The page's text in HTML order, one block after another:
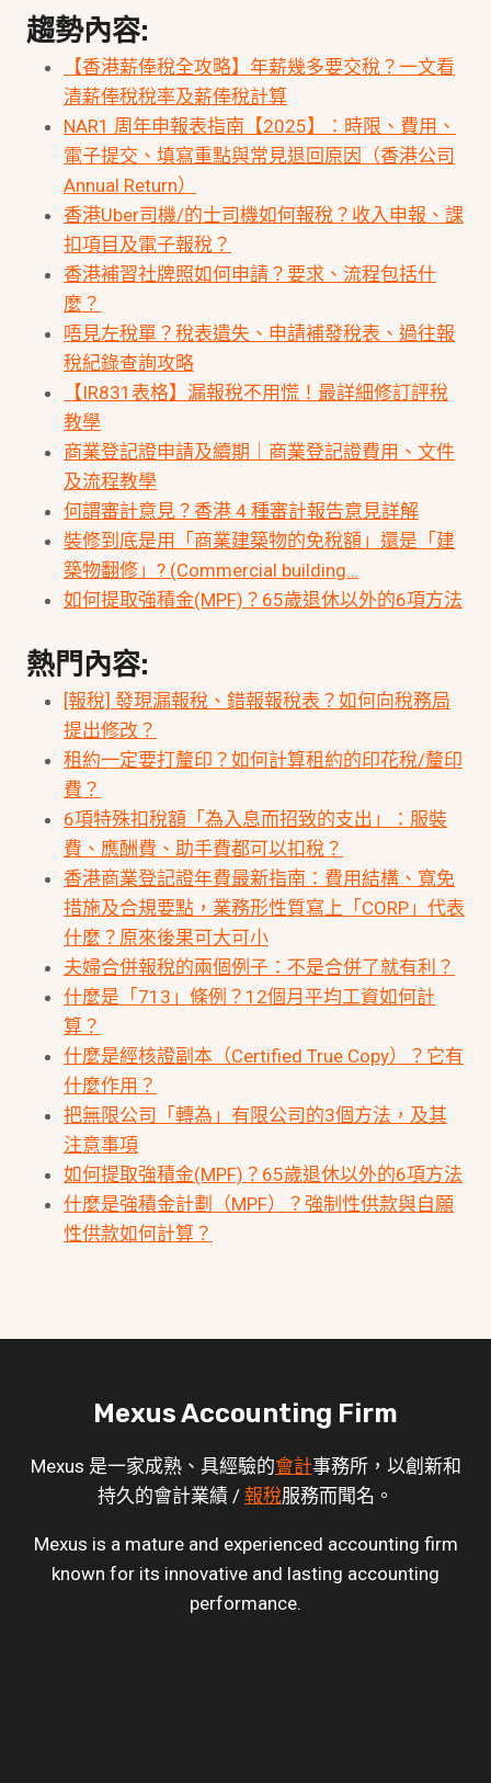
趨勢內容:
【香港薪俸稅全攻略】年薪幾多要交稅？一文看
清薪俸稅稅率及薪俸稅計算
NAR1 周年申報表指南【2025】：時限、費用、
電子提交、填寫重點與常見退回原因（香港公司
Annual Return）
香港Uber司機/的士司機如何報稅？收入申報、課
扣項目及電子報稅？
香港補習社牌照如何申請？要求、流程包括什
麼？
唔見左稅單？稅表遺失、申請補發稅表、過往報
稅紀錄查詢攻略
【IR831表格】漏報稅不用慌！最詳細修訂評稅
教學
商業登記證申請及續期｜商業登記證費用、文件
及流程教學
何謂審計意見？香港 4 種審計報告意見詳解
裝修到底是用「商業建築物的免稅額」還是「建
築物翻修」? (Commercial building…
如何提取強積金(MPF)？65歲退休以外的6項方法
熱門內容:
[報稅] 發現漏報稅、錯報報稅表？如何向稅務局
提出修改？
租約一定要打釐印？如何計算租約的印花稅/釐印
費？
6項特殊扣稅額「為入息而招致的支出」：服裝
費、應酬費、助手費都可以扣稅？
香港商業登記證年費最新指南：費用結構、寬免
措施及合規要點，業務形性質寫上「CORP」代表
什麼？原來後果可大可小
夫婦合併報稅的兩個例子：不是合併了就有利？
什麼是「713」條例？12個月平均工資如何計
算？
什麼是經核證副本（Certified True Copy）？它有
什麼作用？
把無限公司「轉為」有限公司的3個方法，及其
注意事項
如何提取強積金(MPF)？65歲退休以外的6項方法
什麼是強積金計劃（MPF）？強制性供款與自願
性供款如何計算？
Mexus Accounting Firm
Mexus 是一家成熟、具經驗的會計事務所，以創新和
持久的會計業績 / 報稅服務而聞名。
Mexus is a mature and experienced accounting firm
known for its innovative and lasting accounting
performance.